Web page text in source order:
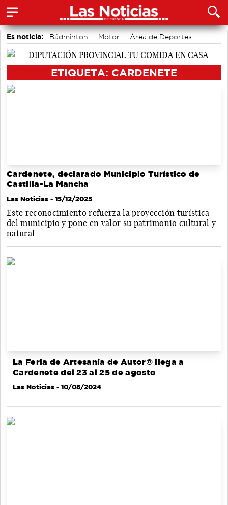
Es noticia: Bádminton Motor
Área de Deportes
Fútbol
Auditorio de Cuenca
ETIQUETA: CARDENETE
Cardenete, declarado Municipio Turístico de
Castilla-La Mancha
Las Noticias - 15/12/2025
Este reconocimiento refuerza la proyección turística
del municipio y pone en valor su patrimonio cultural y
natural
La Feria de Artesanía de Autor® llega a
Cardenete del 23 al 25 de agosto
Las Noticias - 10/08/2024